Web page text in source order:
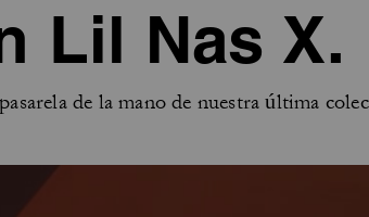
Lil Nas X.
de la mano de nuestra última